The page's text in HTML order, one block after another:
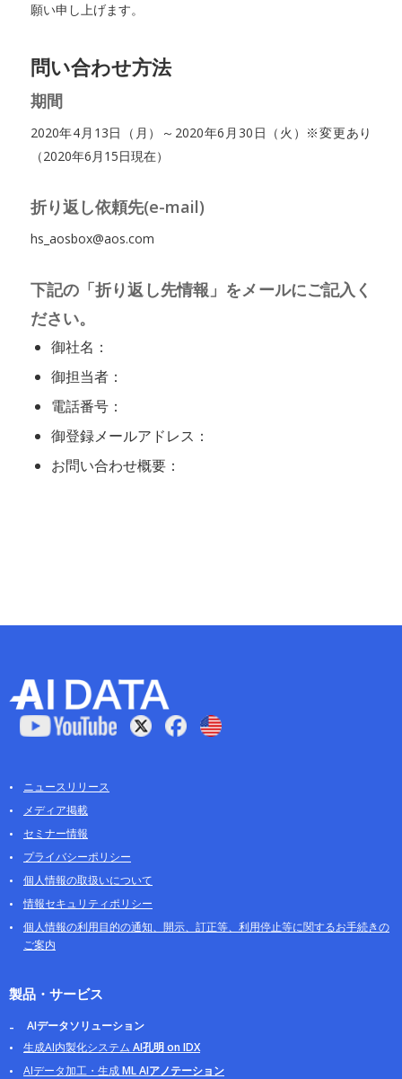
願い申し上げます。
問い合わせ方法
期間
2020年4月13日（月）～2020年6月30日（火）※変更あり
（2020年6月15日現在）
折り返し依頼先(e-mail)
hs_aosbox@aos.com
下記の「折り返し先情報」をメールにご記入く
ださい。
御社名：
御担当者：
電話番号：
御登録メールアドレス：
お問い合わせ概要：
ニュースリリース
メディア掲載
セミナー情報
プライバシーポリシー
個人情報の取扱いについて
情報セキュリティポリシー
個人情報の利用目的の通知、開示、訂正等、利用停止等に関するお手続きの
ご案内
製品・サービス
AIデータソリューション
生成AI内製化システム AI孔明 on IDX
AIデータ加工・生成ML AIアノテーション